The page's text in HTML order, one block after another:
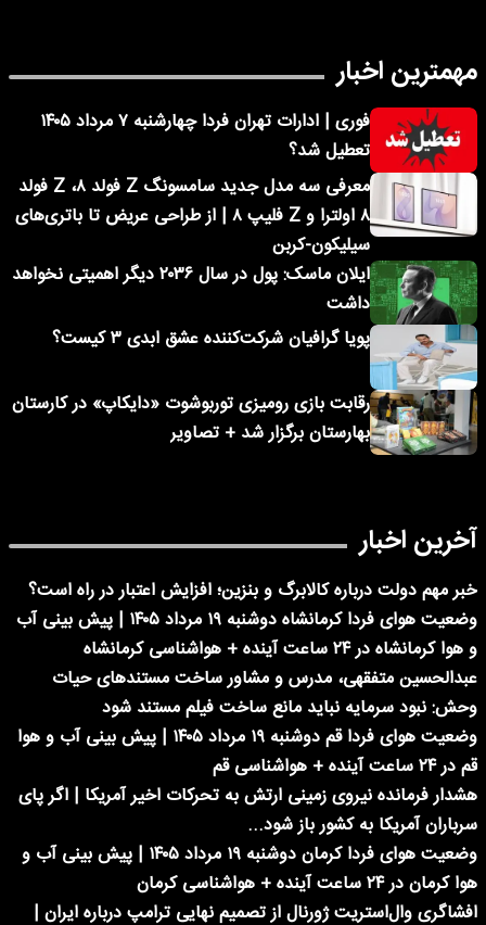
مهمترین اخبار
فوری | ادارات تهران فردا چهارشنبه ۷ مرداد ۱۴۰۵
تعطیل شد؟
معرفی سه مدل جدید سامسونگ Z فولد ۸، Z فولد
۸ اولترا و Z فلیپ ۸ | از طراحی عریض تا باتری‌های
سیلیکون-کربن
ایلان ماسک: پول در سال ۲۰۳۶ دیگر اهمیتی نخواهد
داشت
پویا گرافیان شرکت‌کننده عشق ابدی ۳ کیست؟
رقابت بازی رومیزی توربوشوت «دایکاپ» در کارستان
بهارستان برگزار شد + تصاویر
آخرین اخبار
خبر مهم دولت درباره کالابرگ و بنزین؛ افزایش اعتبار در راه است؟
وضعیت هوای فردا کرمانشاه دوشنبه ۱۹ مرداد ۱۴۰۵ | پیش بینی آب
و هوا کرمانشاه در ۲۴ ساعت آینده + هواشناسی کرمانشاه
عبدالحسین متفقهی، مدرس و مشاور ساخت مستندهای حیات
وحش: نبود سرمایه نباید مانع ساخت فیلم مستند شود
وضعیت هوای فردا قم دوشنبه ۱۹ مرداد ۱۴۰۵ | پیش بینی آب و هوا
قم در ۲۴ ساعت آینده + هواشناسی قم
هشدار فرمانده نیروی زمینی ارتش به تحرکات اخیر آمریکا | اگر پای
سرباران آمریکا به کشور باز شود...
وضعیت هوای فردا کرمان دوشنبه ۱۹ مرداد ۱۴۰۵ | پیش بینی آب و
هوا کرمان در ۲۴ ساعت آینده + هواشناسی کرمان
افشاگری وال‌استریت ژورنال از تصمیم نهایی ترامپ درباره ایران |